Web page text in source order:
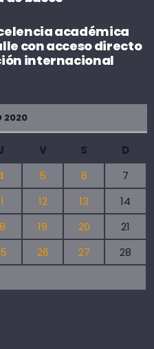
académica
con acceso directo
internacional
2020
V S
D
5 6
7
12 13
14
19 20
21
26 27
28